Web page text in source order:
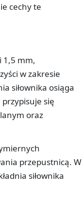
cechy te
1,5 mm,
w zakresie
siłownika osiąga
się
oraz
przepustnicą. W
siłownika